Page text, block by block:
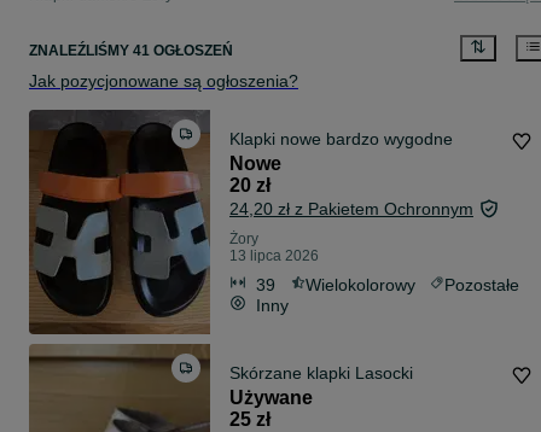
ZNALEŹLIŚMY 41 OGŁOSZEŃ
Jak pozycjonowane są ogłoszenia?
Klapki nowe bardzo wygodne
Nowe
20 zł
24,20 zł z Pakietem Ochronnym
Żory
13 lipca 2026
39 Wielokolorowy
Pozostałe
Inny
Skórzane klapki Lasocki
Używane
25 zł